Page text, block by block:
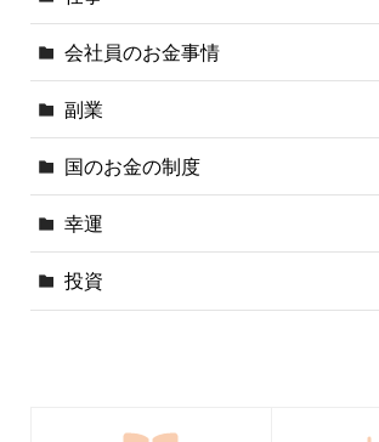
会社員のお金事情
副業
国のお金の制度
幸運
投資